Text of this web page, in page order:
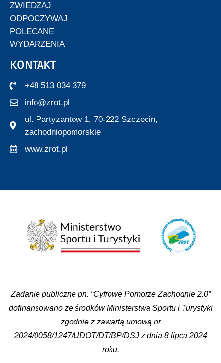
ZWIEDZAJ
ODPOCZYWAJ
POLECANE
WYDARZENIA
KONTAKT
+48 513 034 379
info@zrot.pl
ul. Partyzantów 1, 70-222 Szczecin,
zachodniopomorskie
www.zrot.pl
Zadanie publiczne pn. “Cyfrowe Pomorze Zachodnie 2.0”
dofinansowano ze środków Ministerstwa Sportu i Turystyki
zgodnie z zawartą umową nr
2024/0058/1247/UDOT/DT/BP/DSJ z dnia 8 lipca 2024
roku.